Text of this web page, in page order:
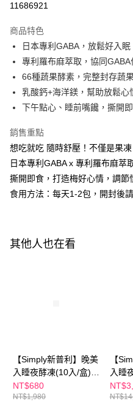
悠遊付
Google Pay
全盈+PAY
AFTEE先享後付
【關於「AFTEE先享後付」】
AFTEE先享後付是「在收到商品之
１．簡單：不需註冊會員、不需綁
２．便利：只要手機號碼，簡訊認
３．安心：先確認商品／服務後，再
２．訂單成立數日內，您將收到繳費
【注意事項】
１．透過由恩沛科技股份有限公司
易，需依本服務之必要範圍內提供
權轉讓予恩沛科技股份有限公司。
２．關於個人資料處理事宜，請瀏覽
ATM付款
運送方式
全家付款取貨
每筆NT$100，滿NT$600(含以上
每筆NT$100，滿NT$600(含以
付款後7-11取貨
11686921
商品特色
日本專利GABA，放鬆好入
專利羅布麻萃取，協同
66種蔬果酵素，完整封存蔬
乳酸鈣+海洋鎂，幫助放鬆心
下午點心、睡前嘴饞，撕開
銷售重點
想吃就吃 隨時舒壓！不僅是果
日本專利GABA x 專利羅布麻萃
撕開即食，打造梅好心情，調節
食用方法：每天1-2包，開封後
其他人也在看
【Simply新普利】晚美
入睡夜酵凍(10入/盒)
(x2盒)
NT$680
NT$1,980
【
入睡
(x3盒)